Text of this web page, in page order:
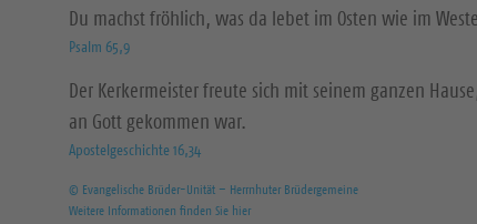
Du machst fröhlich, was da lebet im Osten wie im
Psalm 65,9
Der Kerkermeister freute sich mit seinem ganzen
an Gott gekommen war.
Apostelgeschichte 16,34
© Evangelische Brüder-Unität – Herrnhuter Brüdergemeine
Weitere Informationen finden Sie hier